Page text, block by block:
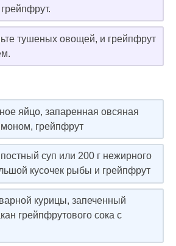
тушеных овощей, и грейпфрут
яйцо, запаренная овсяная
грейпфрут
суп или 200 г нежирного
кусочек рыбы и грейпфрут
курицы, запеченный
грейпфрутового сока с